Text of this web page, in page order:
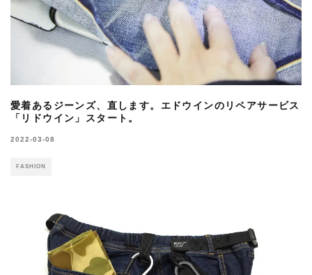
愛着あるジーンズ、直します。エドウインのリペアサービス
「リドウイン」スタート。
2022-03-08
FASHION